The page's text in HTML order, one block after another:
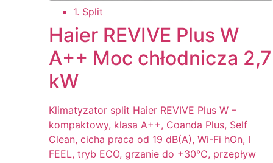
1. Split
Haier REVIVE Plus W
A++ Moc chłodnicza 2,7
kW
Klimatyzator split Haier REVIVE Plus W –
kompaktowy, klasa A++, Coanda Plus, Self
Clean, cicha praca od 19 dB(A), Wi-Fi hOn, I
FEEL, tryb ECO, grzanie do +30°C, przepływ